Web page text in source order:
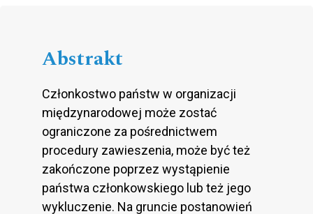
Abstrakt
Członkostwo państw w organizacji
międzynarodowej może zostać
ograniczone za pośrednictwem
procedury zawieszenia, może być też
zakończone poprzez wystąpienie
państwa członkowskiego lub też jego
wykluczenie. Na gruncie postanowień